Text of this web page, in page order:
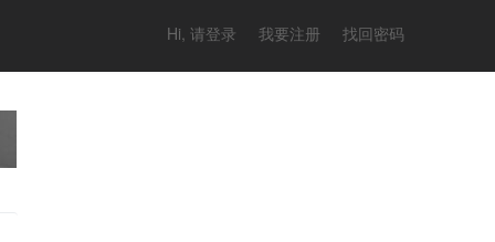
Hi, 请登录 我要注册 找回密码